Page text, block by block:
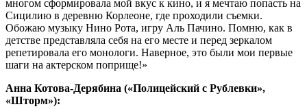
многом сформировала мой вкус к кино, и я мечтаю попасть на
Сицилию в деревню Корлеоне, где проходили съемки.
Обожаю музыку Нино Рота, игру Аль Пачино. Помню, как в
детстве представляла себя на его месте и перед зеркалом
репетировала его монологи. Наверное, это были мои первые
шаги на актерском поприще!»
Анна Котова-Дерябина («Полицейский с Рублевки»,
«Шторм»):